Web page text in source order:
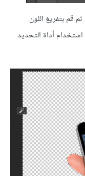
قم بتفريغ اللون
أداة التحديد